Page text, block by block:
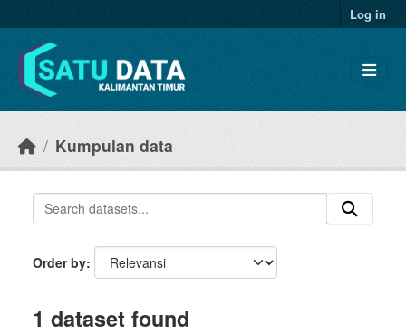
Log in
Kumpulan data
Order by
1 dataset found